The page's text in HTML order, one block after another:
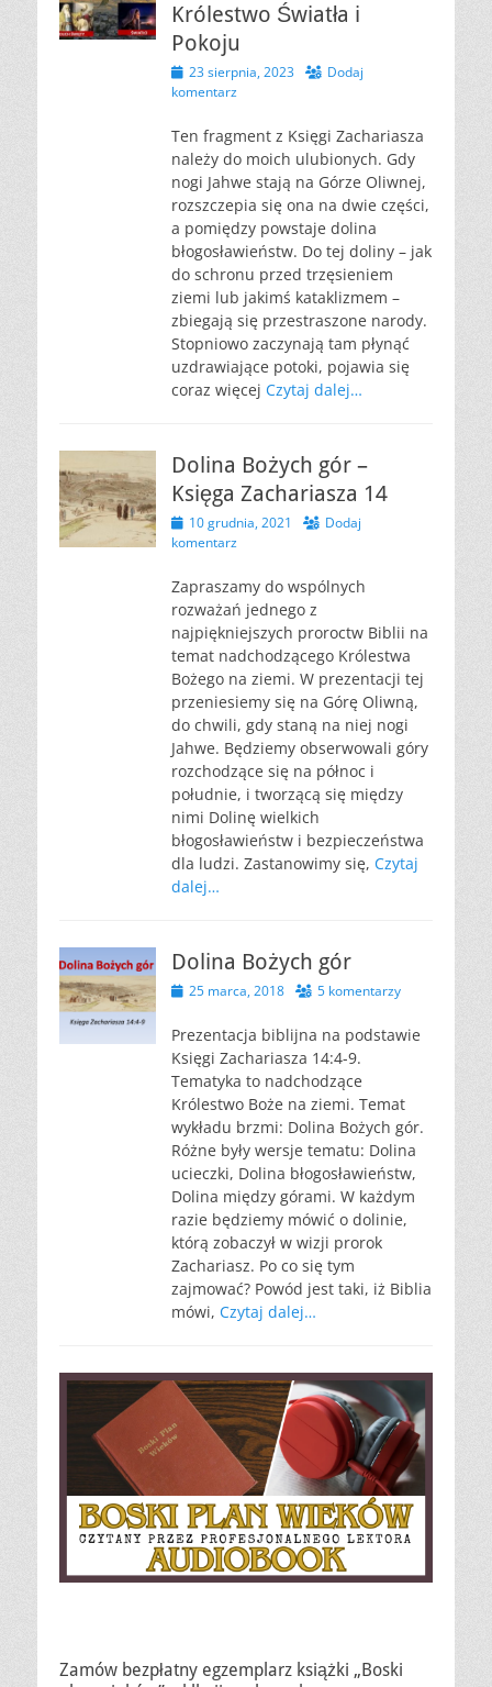
Królestwo Światła i
Pokoju
Opublikowano
23 sierpnia, 2023
Dodaj
komentarz
Ten fragment z Księgi Zachariasza
należy do moich ulubionych. Gdy
nogi Jahwe stają na Górze Oliwnej,
rozszczepia się ona na dwie części,
a pomiędzy powstaje dolina
błogosławieństw. Do tej doliny – jak
do schronu przed trzęsieniem
ziemi lub jakimś kataklizmem –
zbiegają się przestraszone narody.
Stopniowo zaczynają tam płynąć
uzdrawiające potoki, pojawia się
coraz więcej Czytaj dalej…
Dolina Bożych gór –
Księga Zachariasza 14
Opublikowano
10 grudnia, 2021
Dodaj
komentarz
Zapraszamy do wspólnych
rozważań jednego z
najpiękniejszych proroctw Biblii na
temat nadchodzącego Królestwa
Bożego na ziemi. W prezentacji tej
przeniesiemy się na Górę Oliwną,
do chwili, gdy staną na niej nogi
Jahwe. Będziemy obserwowali góry
rozchodzące się na północ i
południe, i tworzącą się między
nimi Dolinę wielkich
błogosławieństw i bezpieczeństwa
dla ludzi. Zastanowimy się, Czytaj
dalej…
Dolina Bożych gór
Opublikowano
25 marca, 2018 5 komentarzy
Prezentacja biblijna na podstawie
Księgi Zachariasza 14:4-9.
Tematyka to nadchodzące
Królestwo Boże na ziemi. Temat
wykładu brzmi: Dolina Bożych gór.
Różne były wersje tematu: Dolina
ucieczki, Dolina błogosławieństw,
Dolina między górami. W każdym
razie będziemy mówić o dolinie,
którą zobaczył w wizji prorok
Zachariasz. Po co się tym
zajmować? Powód jest taki, iż Biblia
mówi, Czytaj dalej…
Zamów bezpłatny egzemplarz książki „Boski